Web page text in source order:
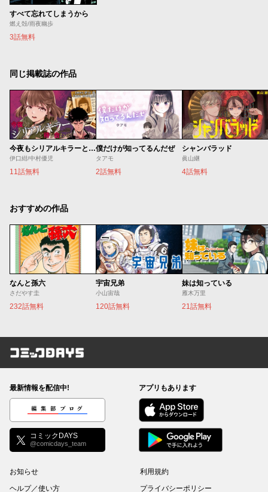
すべて忘れてしまうから
燃え殻/雨夜幽歩
3話無料
同じ掲載誌の作品
今夜もシリアルキラーと待ち合わせ
伊口紺/中村優児
11話無料
僕だけが知ってるんだぜ
タアモ
2話無料
シャンバラッド
眞山継
4話無料
おすすめの作品
なんと孫六
さだやす圭
232話無料
宇宙兄弟
小山宙哉
120話無料
妹は知っている
雁木万里
21話無料
コミックDAYS
最新情報を配信中!
編集部ブログ
コミックDAYS
@comicdays_team
アプリもあります
お知らせ
ヘルプ／使い方
利用規約
プライバシーポリシー